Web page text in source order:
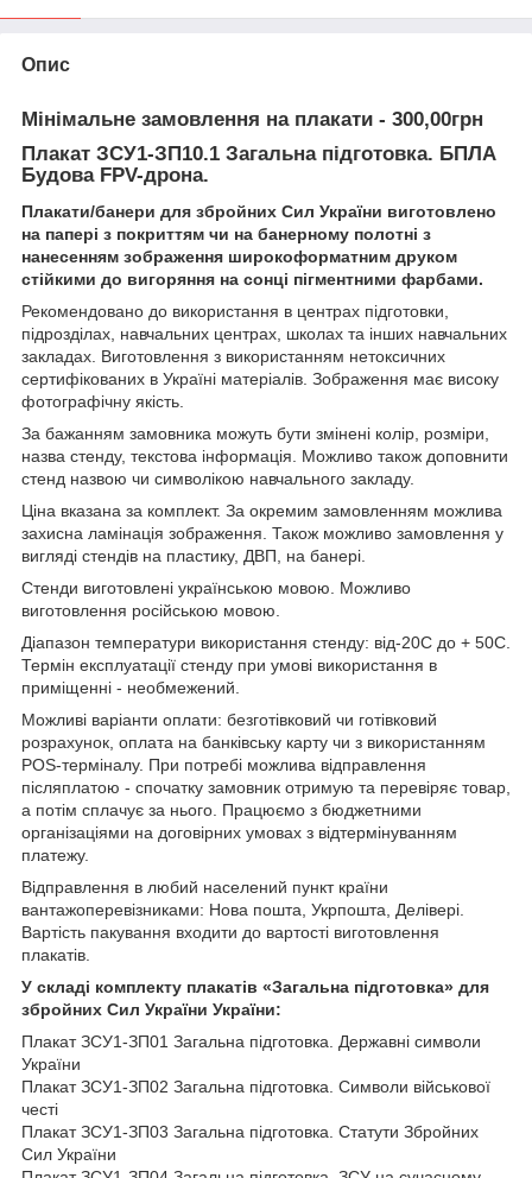
Опис
Мінімальне замовлення на плакати - 300,00грн
Плакат ЗСУ1-ЗП10.1 Загальна підготовка. БПЛА
Будова FPV-дрона.
Плакати/банери для збройних Сил України виготовлено
на папері з покриттям чи на банерному полотні з
нанесенням зображення широкоформатним друком
стійкими до вигоряння на сонці пігментними фарбами.
Рекомендовано до використання в центрах підготовки,
підрозділах, навчальних центрах, школах та інших навчальних
закладах. Виготовлення з використанням нетоксичних
сертифікованих в Україні матеріалів. Зображення має високу
фотографічну якість.
За бажанням замовника можуть бути змінені колір, розміри,
назва стенду, текстова інформація. Можливо також доповнити
стенд назвою чи символікою навчального закладу.
Ціна вказана за комплект. За окремим замовленням можлива
захисна ламінація зображення. Також можливо замовлення у
вигляді стендів на пластику, ДВП, на банері.
Стенди виготовлені українською мовою. Можливо
виготовлення російською мовою.
Діапазон температури використання стенду: від-20С до + 50С.
Термін експлуатації стенду при умові використання в
приміщенні - необмежений.
Можливі варіанти оплати: безготівковий чи готівковий
розрахунок, оплата на банківську карту чи з використанням
POS-терміналу. При потребі можлива відправлення
післяплатою - спочатку замовник отримую та перевіряє товар,
а потім сплачує за нього. Працюємо з бюджетними
організаціями на договірних умовах з відтермінуванням
платежу.
Відправлення в любий населений пункт країни
вантажоперевізниками: Нова пошта, Укрпошта, Делівері.
Вартість пакування входити до вартості виготовлення
плакатів.
У складі комплекту плакатів «Загальна підготовка» для
збройних Сил України України:
Плакат ЗСУ1-ЗП01 Загальна підготовка. Державні символи
України
Плакат ЗСУ1-ЗП02 Загальна підготовка. Символи військової
честі
Плакат ЗСУ1-ЗП03 Загальна підготовка. Статути Збройних
Сил України